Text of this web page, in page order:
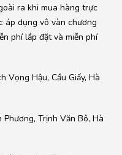
ra khi mua hàng trực
áp dụng vô vàn chương
phí lắp đặt và miễn phí
Vọng Hậu, Cầu Giấy, Hà
Trịnh Văn Bô, Hà